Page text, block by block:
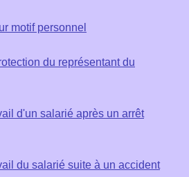
motif personnel
du représentant du
d'un salarié après un arrêt
du salarié suite à un accident